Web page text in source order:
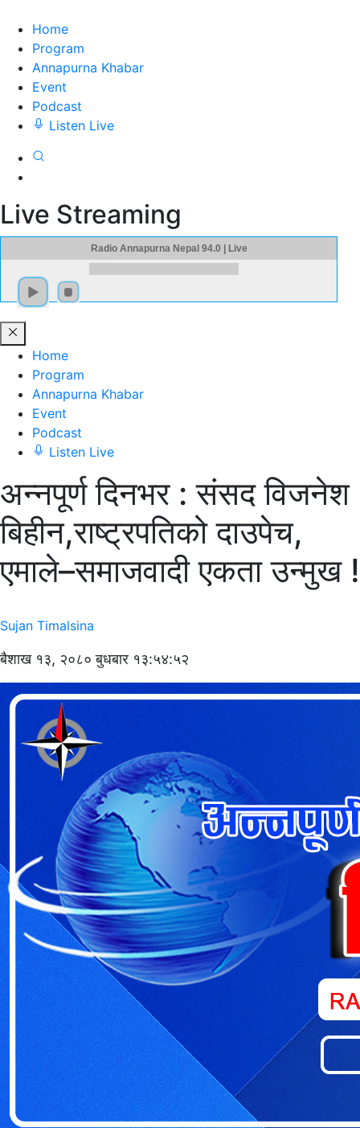
Home
Program
Annapurna Khabar
Event
Podcast
Listen Live
Live Streaming
Radio Annapurna Nepal 94.0 | Live
Home
Program
Annapurna Khabar
Event
Podcast
Listen Live
अन्नपूर्ण दिनभर : संसद विजनेश
बिहीन,राष्ट्रपतिको दाउपेच,
एमाले–समाजवादी एकता उन्मुख !
Sujan Timalsina
बैशाख १३, २०८० बुधबार १३:५४:५२